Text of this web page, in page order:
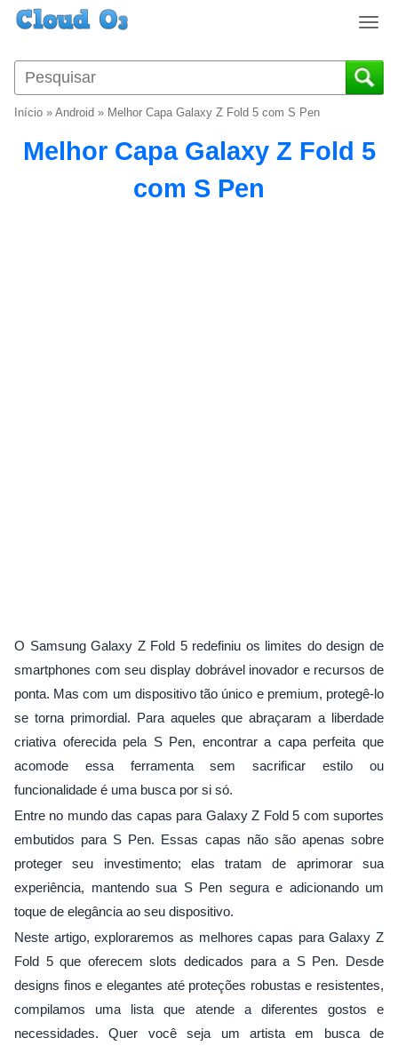
T
g
g
n
a
Início » Android » Melhor Capa Galaxy Z Fold 5 com S Pen
Melhor Capa Galaxy Z Fold 5
com S Pen
O Samsung Galaxy Z Fold 5 redefiniu os limites do design de
smartphones com seu display dobrável inovador e recursos de
ponta. Mas com um dispositivo tão único e premium, protegê-lo
se torna primordial. Para aqueles que abraçaram a liberdade
criativa oferecida pela S Pen, encontrar a capa perfeita que
acomode essa ferramenta sem sacrificar estilo ou
funcionalidade é uma busca por si só.
Entre no mundo das capas para Galaxy Z Fold 5 com suportes
embutidos para S Pen. Essas capas não são apenas sobre
proteger seu investimento; elas tratam de aprimorar sua
experiência, mantendo sua S Pen segura e adicionando um
toque de elegância ao seu dispositivo.
Neste artigo, exploraremos as melhores capas para Galaxy Z
Fold 5 que oferecem slots dedicados para a S Pen. Desde
designs finos e elegantes até proteções robustas e resistentes,
compilamos uma lista que atende a diferentes gostos e
necessidades. Quer você seja um artista em busca de